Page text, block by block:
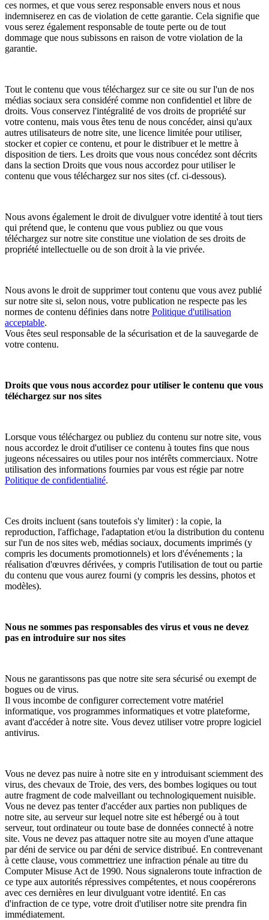
ces normes, et que vous serez responsable envers nous et nous
indemniserez en cas de violation de cette garantie. Cela signifie que
vous serez également responsable de toute perte ou de tout
dommage que nous subissons en raison de votre violation de la
garantie.
Tout le contenu que vous téléchargez sur ce site ou sur l'un de nos
médias sociaux sera considéré comme non confidentiel et libre de
droits. Vous conservez l'intégralité de vos droits de propriété sur
votre contenu, mais vous êtes tenu de nous concéder, ainsi qu'aux
autres utilisateurs de notre site, une licence limitée pour utiliser,
stocker et copier ce contenu, et pour le distribuer et le mettre à
disposition de tiers. Les droits que vous nous concédez sont décrits
dans la section Droits que vous nous accordez pour utiliser le
contenu que vous téléchargez sur nos sites (cf. ci-dessous).
Nous avons également le droit de divulguer votre identité à tout tiers
qui prétend que, le contenu que vous publiez ou que vous
téléchargez sur notre site constitue une violation de ses droits de
propriété intellectuelle ou de son droit à la vie privée.
Nous avons le droit de supprimer tout contenu que vous avez publié
sur notre site si, selon nous, votre publication ne respecte pas les
normes de contenu définies dans notre Politique d'utilisation
acceptable.
Vous êtes seul responsable de la sécurisation et de la sauvegarde de
votre contenu.
Droits que vous nous accordez pour utiliser le contenu que vous
téléchargez sur nos sites
Lorsque vous téléchargez ou publiez du contenu sur notre site, vous
nous accordez le droit d'utiliser ce contenu à toutes fins que nous
jugeons nécessaires ou utiles pour nos intérêts commerciaux. Notre
utilisation des informations fournies par vous est régie par notre
Politique de confidentialité.
Ces droits incluent (sans toutefois s'y limiter) : la copie, la
reproduction, l'affichage, l'adaptation et/ou la distribution du contenu
sur l'un de nos sites web, médias sociaux, documents imprimés (y
compris les documents promotionnels) et lors d'événements ; la
réalisation d'œuvres dérivées, y compris l'utilisation de tout ou partie
du contenu que vous aurez fourni (y compris les dessins, photos et
modèles).
Nous ne sommes pas responsables des virus et vous ne devez
pas en introduire sur nos sites
Nous ne garantissons pas que notre site sera sécurisé ou exempt de
bogues ou de virus.
Il vous incombe de configurer correctement votre matériel
informatique, vos programmes informatiques et votre plateforme,
avant d'accéder à notre site. Vous devez utiliser votre propre logiciel
antivirus.
Vous ne devez pas nuire à notre site en y introduisant sciemment des
virus, des chevaux de Troie, des vers, des bombes logiques ou tout
autre fragment de code malveillant ou technologiquement nuisible.
Vous ne devez pas tenter d'accéder aux parties non publiques de
notre site, au serveur sur lequel notre site est hébergé ou à tout
serveur, tout ordinateur ou toute base de données connecté à notre
site. Vous ne devez pas attaquer notre site au moyen d'une attaque
par déni de service ou par déni de service distribué. En contrevenant
à cette clause, vous commettriez une infraction pénale au titre du
Computer Misuse Act de 1990. Nous signalerons toute infraction de
ce type aux autorités répressives compétentes, et nous coopérerons
avec ces dernières en leur divulguant votre identité. En cas
d'infraction de ce type, votre droit d'utiliser notre site prendra fin
immédiatement.